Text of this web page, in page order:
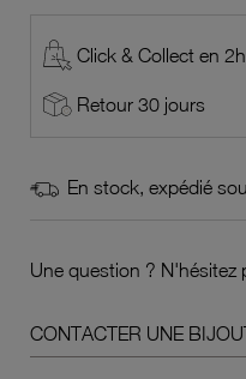
Click & Collect en 2h
Retour 30 jours
En stock, expédié
Une question ? N'hésitez
CONTACTER UNE